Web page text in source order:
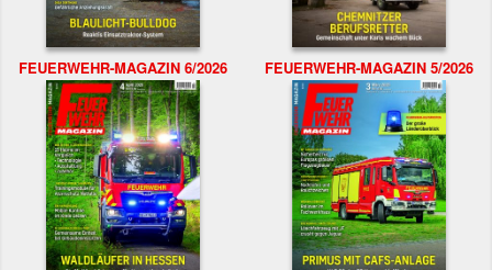
FEUERWEHR-MAGAZIN 6/2026 FEUERWEHR-MAGAZIN 5/2026